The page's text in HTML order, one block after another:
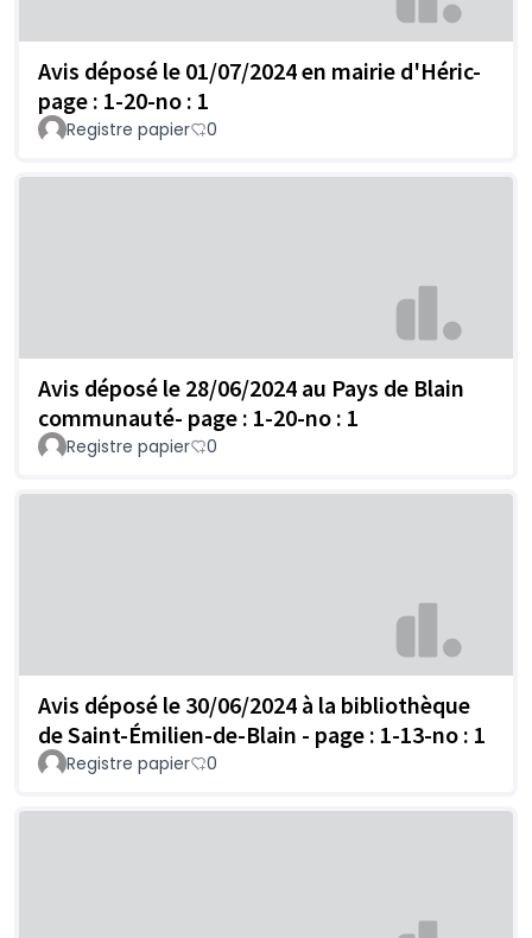
Avis déposé le 01/07/2024 en mairie d'Héric-
page : 1-20-no : 1
Registre papier 0
Avis déposé le 28/06/2024 au Pays de Blain
communauté- page : 1-20-no : 1
Registre papier 0
Avis déposé le 30/06/2024 à la bibliothèque
de Saint-Émilien-de-Blain - page : 1-13-no : 1
Registre papier 0